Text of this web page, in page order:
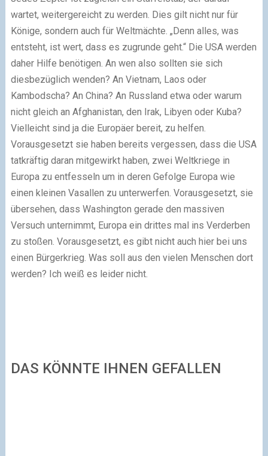
wartet, weitergereicht zu werden. Dies gilt nicht nur für
Könige, sondern auch für Weltmächte. „Denn alles, was
entsteht, ist wert, dass es zugrunde geht.“ Die USA werden
daher Hilfe benötigen. An wen also sollten sie sich
diesbezüglich wenden? An Vietnam, Laos oder
Kambodscha? An China? An Russland etwa oder warum
nicht gleich an Afghanistan, den Irak, Libyen oder Kuba?
Vielleicht sind ja die Europäer bereit, zu helfen.
Vorausgesetzt sie haben bereits vergessen, dass die USA
tatkräftig daran mitgewirkt haben, zwei Weltkriege in
Europa zu entfesseln um in deren Gefolge Europa wie
einen kleinen Vasallen zu unterwerfen. Vorausgesetzt, sie
übersehen, dass Washington gerade den massiven
Versuch unternimmt, Europa ein drittes mal ins Verderben
zu stoßen. Vorausgesetzt, es gibt nicht auch hier bei uns
einen Bürgerkrieg. Was soll aus den vielen Menschen dort
werden? Ich weiß es leider nicht.
DAS KÖNNTE IHNEN GEFALLEN